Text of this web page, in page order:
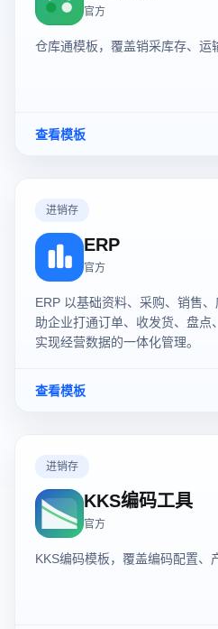
官方
仓库通模板，覆盖销采库存、运
查看模板
进销存
ERP
官方
ERP 以基础资料、采购、销售
助企业打通订单、收发货、盘点
实现经营数据的一体化管理。
查看模板
进销存
KKS编码工具
官方
KKS编码模板，覆盖编码配置、